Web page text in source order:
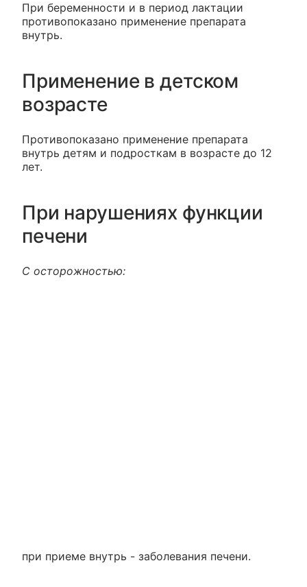
При беременности и в период лактации
противопоказано применение препарата
внутрь.
Применение в детском
возрасте
Противопоказано применение препарата
внутрь детям и подросткам в возрасте до 12
лет.
При нарушениях функции
печени
С осторожностью:
при приеме внутрь - заболевания печени.